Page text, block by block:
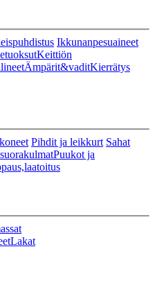
Ikkunanpesuaineet
Keittiön
Ämpärit&vaditKierrätys
Pihdit ja leikkurt Sahat
Puukot ja
Lakat